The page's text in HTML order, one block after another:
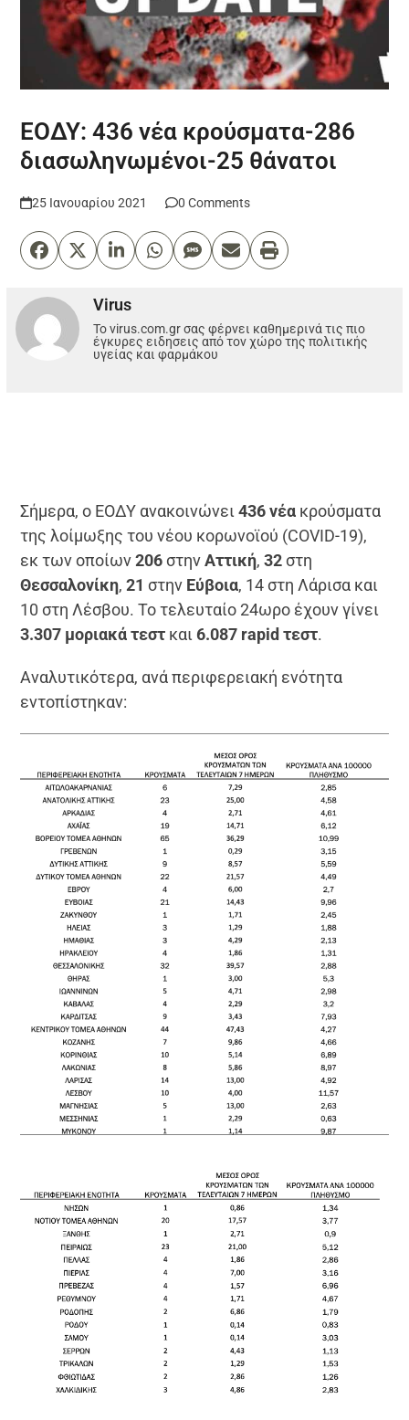
ΕΟΔΥ: 436 νέα κρούσματα-286
διασωληνωμένοι-25 θάνατοι
25 Ιανουαρίου 2021 0 Comments
Virus
Το virus.com.gr σας φέρνει καθημερινά τις πιο
έγκυρες ειδησεις από τον χώρο της πολιτικής
υγείας και φαρμάκου
Σήμερα, ο ΕΟΔΥ ανακοινώνει436 νέα κρούσματα
της λοίμωξης του νέου κορωνοϊού (COVID-19),
εκ των οποίων206 στηνΑττική,32 στη
Θεσσαλονίκη,21 στην Εύβοια, 14 στη Λάρισα και
10 στη Λέσβου. Το τελευταίο 24ωρο έχουν γίνει
3.307 μοριακά τεστ και6.087 rapid τεστ.
Αναλυτικότερα, ανά περιφερειακή ενότητα
εντοπίστηκαν: